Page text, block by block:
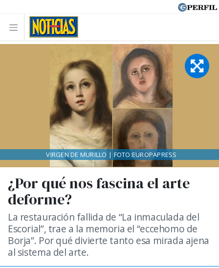
¿Por qué nos fascina el arte
deforme?
La restauración fallida de “La inmaculada del
Escorial”, trae a la memoria el “eccehomo de
Borja”. Por qué divierte tanto esa mirada ajena
al sistema del arte.
VIRGEN DE MURILLO | FOTO:EUROPAPRESS